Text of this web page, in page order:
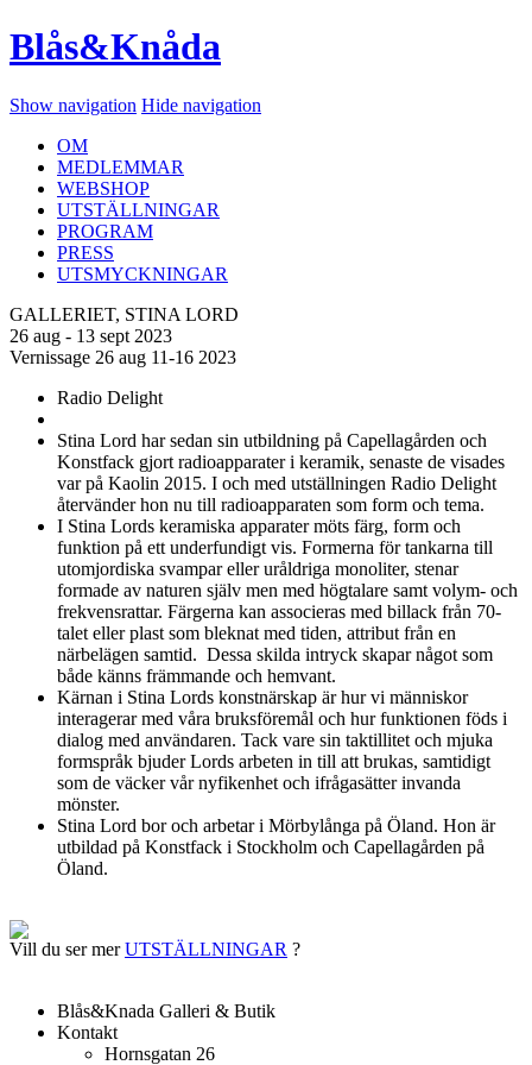
Blås&Knåda
Show navigation Hide navigation
OM
MEDLEMMAR
WEBSHOP
UTSTÄLLNINGAR
PROGRAM
PRESS
UTSMYCKNINGAR
GALLERIET, STINA LORD
26 aug - 13 sept 2023
Vernissage 26 aug 11-16 2023
Radio Delight
Stina Lord har sedan sin utbildning på Capellagården och
Konstfack gjort radioapparater i keramik, senaste de visades
var på Kaolin 2015. I och med utställningen Radio Delight
återvänder hon nu till radioapparaten som form och tema.
I Stina Lords keramiska apparater möts färg, form och
funktion på ett underfundigt vis. Formerna för tankarna till
utomjordiska svampar eller uråldriga monoliter, stenar
formade av naturen själv men med högtalare samt volym- och
frekvensrattar. Färgerna kan associeras med billack från 70-
talet eller plast som bleknat med tiden, attribut från en
närbelägen samtid. Dessa skilda intryck skapar något som
både känns främmande och hemvant.
Kärnan i Stina Lords konstnärskap är hur vi människor
interagerar med våra bruksföremål och hur funktionen föds i
dialog med användaren. Tack vare sin taktillitet och mjuka
formspråk bjuder Lords arbeten in till att brukas, samtidigt
som de väcker vår nyfikenhet och ifrågasätter invanda
mönster.
Stina Lord bor och arbetar i Mörbylånga på Öland. Hon är
utbildad på Konstfack i Stockholm och Capellagården på
Öland.
Vill du ser merUTSTÄLLNINGAR ?
Blås&Knada Galleri & Butik
Kontakt
Hornsgatan 26